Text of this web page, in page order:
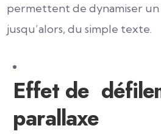
permettent de dynamiser
jusqu’alors, du simple texte.
Effet de
parallaxe